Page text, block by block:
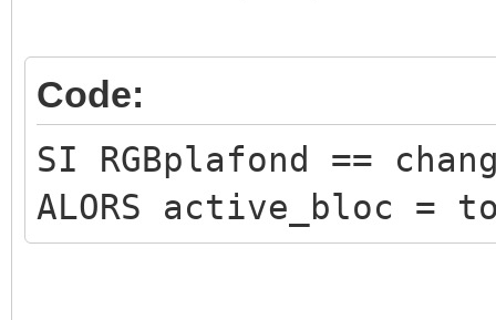
Code:
SI RGBplafond ==
ALORS active_bloc =